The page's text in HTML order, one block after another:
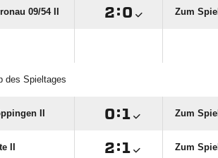
09/​54 II : Zum Spiel
des Spieltages
II : Zum Spiel
II : Zum Spiel